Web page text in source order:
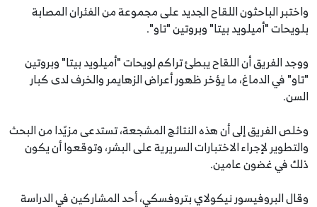
واختبر الباحثون اللقاح الجديد على مجموعة من الفئران المصابة
بلويحات "أميلويد بيتا" وبروتين "تاو".
ووجد الفريق أن اللقاح يبطئ تراكم لويحات "أميلويد بيتا" وبروتين
"تاو" في الدماغ، ما يؤخر ظهور أعراض الزهايمر والخرف لدى كبار
السن.
وخلص الفريق إلى أن هذه النتائج المشجعة، تستدعى مزيًدا من البحث
والتطوير لإجراء الاختبارات السريرية على البشر، وتوقعوا أن يكون
ذلك في غضون عامين.
وقال البروفيسور نيكولاي بتروفسكي، أحد المشاركين في الدراسة